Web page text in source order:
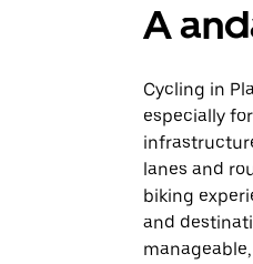
A
Cycling in
especially
lanes and
biking
and